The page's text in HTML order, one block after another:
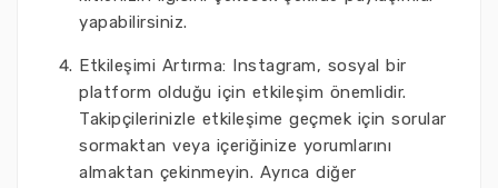
yapabilirsiniz.
Etkileşimi Artırma: Instagram, sosyal bir
platform olduğu için etkileşim önemlidir.
Takipçilerinizle etkileşime geçmek için sorular
sormaktan veya içeriğinize yorumlarını
almaktan çekinmeyin. Ayrıca diğer